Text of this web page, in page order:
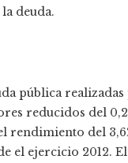
deuda.
pública
reducidos del
rendimiento del
el ejercicio 2012.